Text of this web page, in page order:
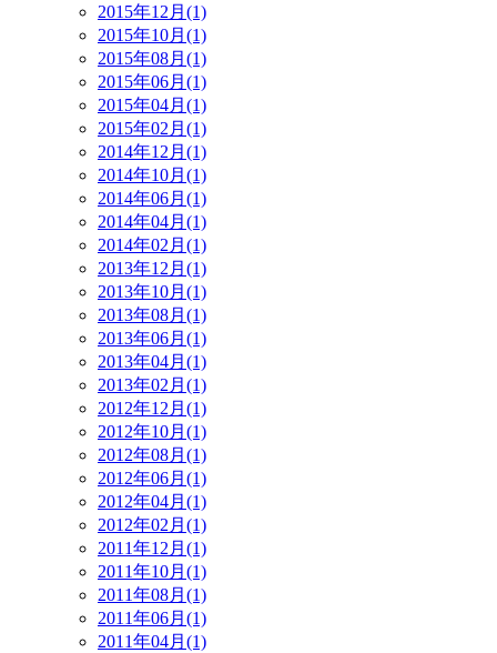
2015年12月(1)
2015年10月(1)
2015年08月(1)
2015年06月(1)
2015年04月(1)
2015年02月(1)
2014年12月(1)
2014年10月(1)
2014年06月(1)
2014年04月(1)
2014年02月(1)
2013年12月(1)
2013年10月(1)
2013年08月(1)
2013年06月(1)
2013年04月(1)
2013年02月(1)
2012年12月(1)
2012年10月(1)
2012年08月(1)
2012年06月(1)
2012年04月(1)
2012年02月(1)
2011年12月(1)
2011年10月(1)
2011年08月(1)
2011年06月(1)
2011年04月(1)